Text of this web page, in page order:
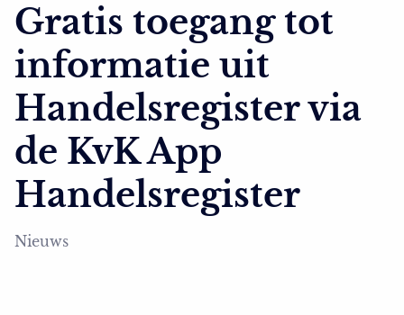
Gratis toegang tot
informatie uit
Handelsregister via
de KvK App
Handelsregister
Nieuws